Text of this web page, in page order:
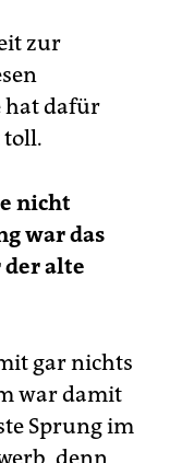
zur
hat dafür
toll.
nicht
war das
der alte
gar nichts
war damit
Sprung im
denn